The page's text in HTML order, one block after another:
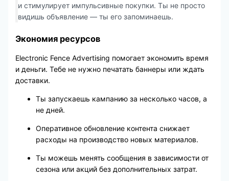
и стимулирует импульсивные покупки. Ты не просто
видишь объявление — ты его запоминаешь.
Экономия ресурсов
Electronic Fence Advertising помогает экономить время
и деньги. Тебе не нужно печатать баннеры или ждать
доставки.
Ты запускаешь кампанию за несколько часов, а
не дней.
Оперативное обновление контента снижает
расходы на производство новых материалов.
Ты можешь менять сообщения в зависимости от
сезона или акций без дополнительных затрат.